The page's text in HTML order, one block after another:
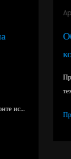
Обзор
Промышленная
технического
Прочитайте